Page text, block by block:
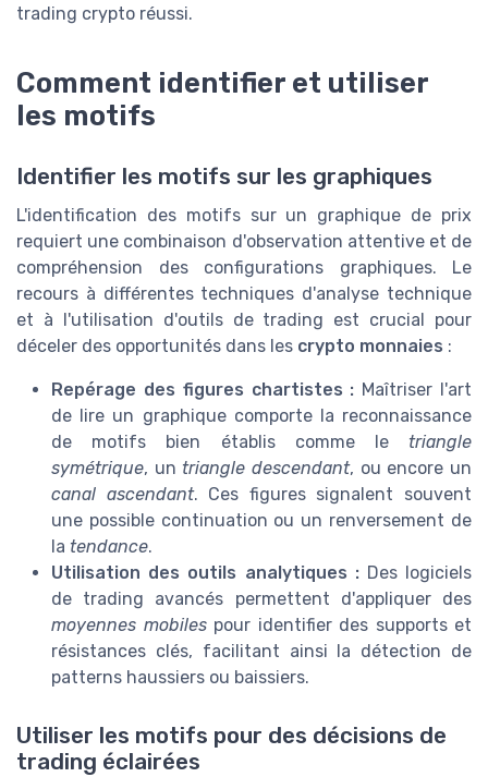
trading crypto réussi.
Comment identifier et utiliser
les motifs
Identifier les motifs sur les graphiques
L'identification des motifs sur un graphique de prix
requiert une combinaison d'observation attentive et de
compréhension des configurations graphiques. Le
recours à différentes techniques d'analyse technique
et à l'utilisation d'outils de trading est crucial pour
déceler des opportunités dans les crypto monnaies :
Repérage des figures chartistes : Maîtriser l'art
de lire un graphique comporte la reconnaissance
de motifs bien établis comme le triangle
symétrique, un triangle descendant, ou encore un
canal ascendant. Ces figures signalent souvent
une possible continuation ou un renversement de
la tendance.
Utilisation des outils analytiques :Des logiciels
de trading avancés permettent d'appliquer des
moyennes mobilespour identifier des supports et
résistances clés, facilitant ainsi la détection de
patterns haussiers ou baissiers.
Utiliser les motifs pour des décisions de
trading éclairées